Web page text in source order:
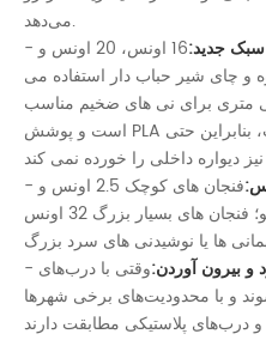
می‌دهد.
-
جدید:
16 اونس، 20 اونس و
و چای شیر حباب دار استفاده می
دهانه فنجان 90 میلی متری برای نی های ضخیم مناسب
است و پوشش PLA در برابر اسید و روغن مقاوم است، بنابراین حتی
- فنجان های کوچک 2.5 اونس و
3 اونس برای چشیدن یا شستشو؛ فنجان های بسیار بزرگ 32 اونس
-
بیرون آوردن:وقتی با درب‌های PLA جفت می‌شوند، در
و با محدودیت‌های برخی شهرها